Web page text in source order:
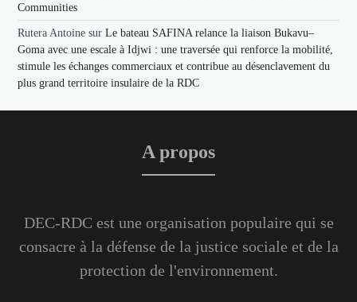
Communities
Rutera Antoine surLe bateau SAFINA relance la liaison Bukavu–
Goma avec une escale à Idjwi : une traversée qui renforce la mobilité,
stimule les échanges commerciaux et contribue au désenclavement du
plus grand territoire insulaire de la RDC
A propos
DEC-RDC est une organisation populaire qui se
consacre à la défense de la justice sociale et de la
protection de l'environnement.